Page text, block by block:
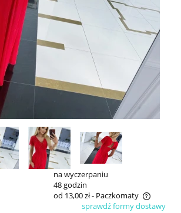
na wyczerpaniu
48 godzin
od 13,00 zł- Paczkomaty
ewentualnych kosztów płatnościsprawdź formy dostawy